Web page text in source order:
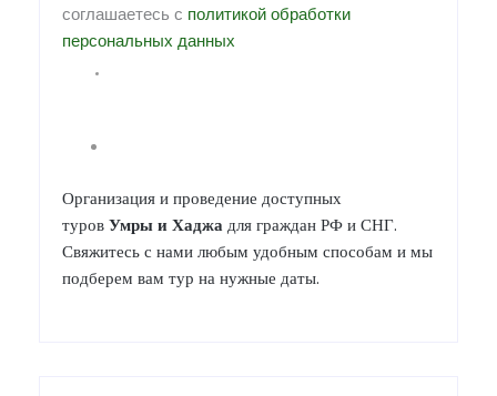
соглашаетесь с политикой обработки
персональных данных
Организация и проведение доступных
туров Умры и Хаджадля граждан РФ и СНГ.
Свяжитесь с нами любым удобным способам и мы
подберем вам тур на нужные даты.